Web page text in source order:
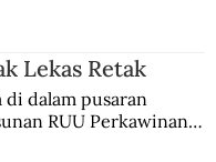
Lekas Retak
dalam pusaran
RUU Perkawinan.